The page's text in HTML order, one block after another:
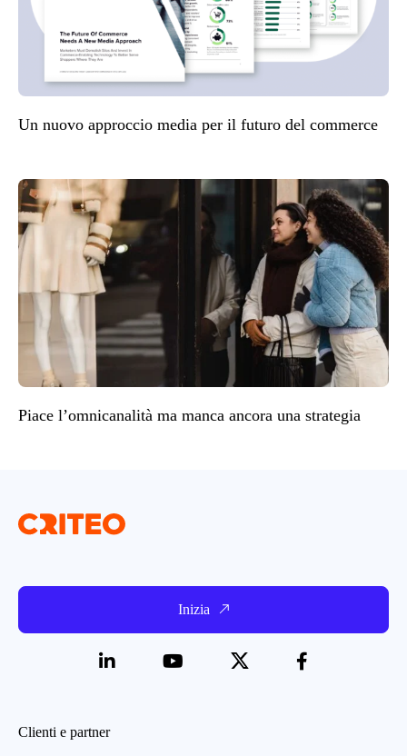
Un nuovo approccio media per il futuro del commerce
Piace l’omnicanalità ma manca ancora una strategia
Inizia
Clienti e partner